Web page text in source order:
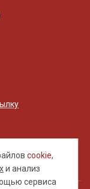
cookie,
и анализ
сервиса